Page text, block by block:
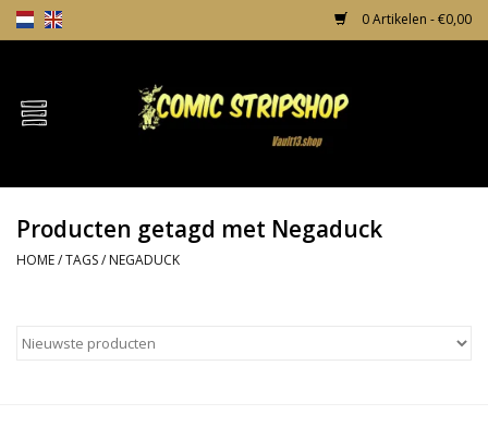
0 Artikelen - €0,00
Home
TPB's
Comic Protection
Producten getagd met Negaduck
HOME/TAGS/ NEGADUCK